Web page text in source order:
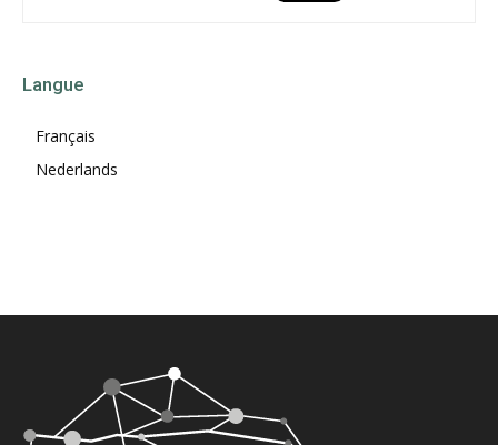
Langue
Français
Nederlands